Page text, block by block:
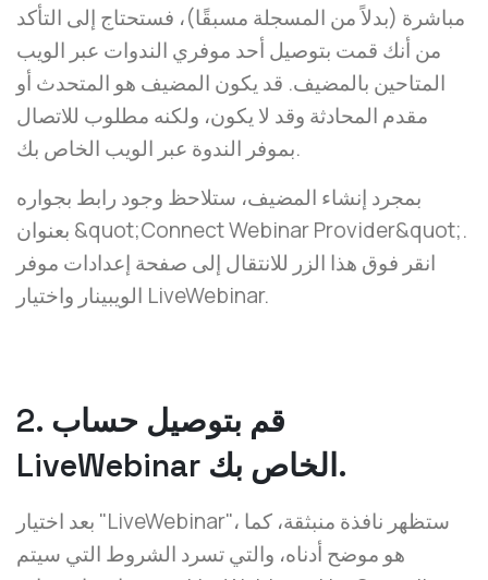
مباشرة (بدلاً من المسجلة مسبقًا)، فستحتاج إلى التأكد
من أنك قمت بتوصيل أحد موفري الندوات عبر الويب
المتاحين بالمضيف. قد يكون المضيف هو المتحدث أو
مقدم المحادثة وقد لا يكون، ولكنه مطلوب للاتصال
بموفر الندوة عبر الويب الخاص بك.
بمجرد إنشاء المضيف، ستلاحظ وجود رابط بجواره
بعنوان &quot;Connect Webinar Provider&quot;.
انقر فوق هذا الزر للانتقال إلى صفحة إعدادات موفر
الويبينار واختيار LiveWebinar.
2. قم بتوصيل حساب
LiveWebinar الخاص بك.
بعد اختيار "LiveWebinar"، ستظهر نافذة منبثقة، كما
هو موضح أدناه، والتي تسرد الشروط التي سيتم